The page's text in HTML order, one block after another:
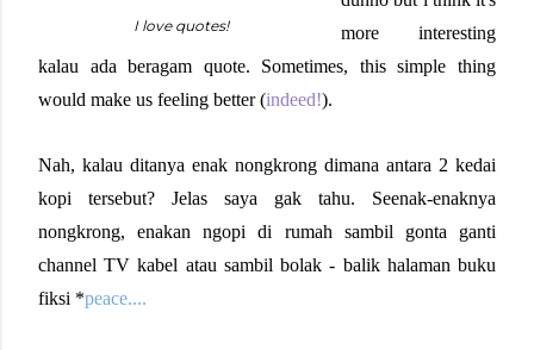
I love quotes!
more interesting
kalau ada beragam quote. Sometimes, this simple thing
would make us feeling better (indeed!).
Nah, kalau ditanya enak nongkrong dimana antara 2 kedai
kopi tersebut? Jelas saya gak tahu. Seenak-enaknya
nongkrong, enakan ngopi di rumah sambil gonta ganti
channel TV kabel atau sambil bolak - balik halaman buku
fiksi *peace....